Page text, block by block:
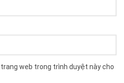
web trong trình duyệt này cho